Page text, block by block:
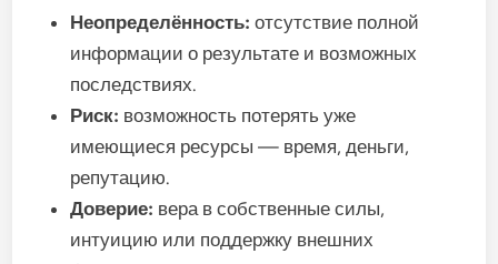
Неопределённость: отсутствие полной
информации о результате и возможных
последствиях.
Риск: возможность потерять уже
имеющиеся ресурсы — время, деньги,
репутацию.
Доверие: вера в собственные силы,
интуицию или поддержку внешних